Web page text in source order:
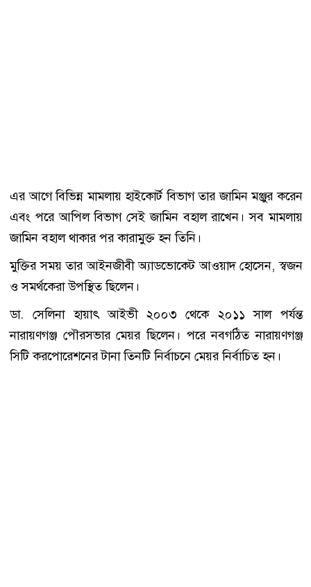
এর আগে বিভিন্ন মামলায়হাইকোর্ট বিভাগতার জামিন মঞ্জুর করেন
এবং পরেআপিল বিভাগসেই জামিন বহাল রাখেন। সব মামলায়
জামিন বহাল থাকার পর কারামুক্ত হন তিনি।
মুক্তির সময় তার আইনজীবী অ্যাডভোকেটআওয়াদ হোসেন, স্বজন
ও সমর্থকেরা উপস্থিত ছিলেন।
ডা. সেলিনা হায়াৎ আইভী ২০০৩ থেকে ২০১১ সাল পর্যন্ত
নারায়ণগঞ্জ পৌরসভার মেয়র ছিলেন। পরে নবগঠিত নারায়ণগঞ্জ
সিটি করপোরেশনের টানা তিনটি নির্বাচনে মেয়র নির্বাচিত হন।